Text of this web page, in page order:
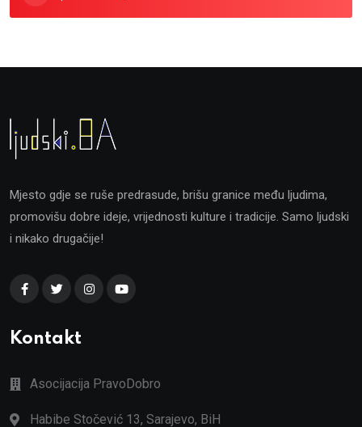
Mjesto gdje se ruše predrasude, brišu granice među ljudima,
promovišu dobre ideje, vrijednosti kulture i tradicije. Samo ljudski
i nikako drugačije!
Kontakt
Asocijacija PravoDobro
Habibe Stočević 13, Sarajevo, BiH